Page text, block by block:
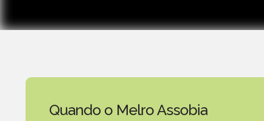
Quando o Melro Assobia